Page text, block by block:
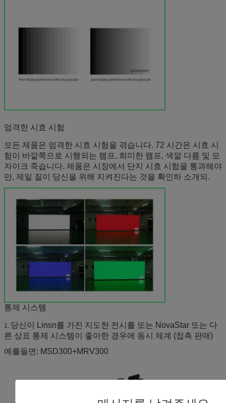
엄격한 시효 시험
모든 제품은 엄격한 시효 시험을 겪습니다. 72 시간은 시효 시
험이 바깥쪽으로 시행되는 램프, 희미한 램프, 색깔 다름 및 모
자이크 죽습니다. 제품은 시장에서 단지 시효 시험을 통과해야
만, 제일 질이 당신을 위해 지켜진다는 것을 확인하 소개되.
통제 시스템
1. 당신이 Linsn를 가진 지도한 전시를 또는 NovaStar 또는 다
른 상표 통제 시스템이 좋아한 경우에 동시 체계 (접촉 판매)
예를들면: MSD300+MRV300